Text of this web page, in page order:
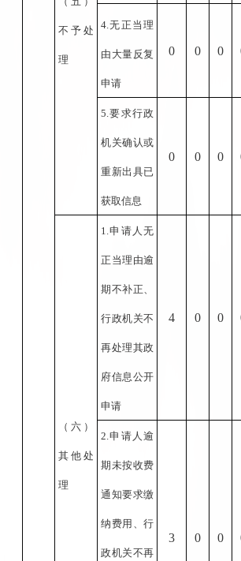
不予处
理
4. 无正当理
由大量反复
申请
0 0 0
5. 要求行政
机关确认或
重新出具已
获取信息
0 0 0
（六）
其他处
理
1. 申请人无
正当理由逾
期不补正、
行政机关不
再处理其政
府信息公开
申请
4 0 0
2. 申请人逾
期未按收费
通知要求缴
纳费用、行
政机关不再
3 0 0